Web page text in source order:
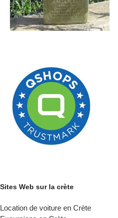
Sites Web sur la crète
Location de voiture en Crète